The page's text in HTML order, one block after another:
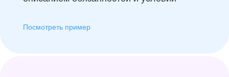
Посмотреть пример